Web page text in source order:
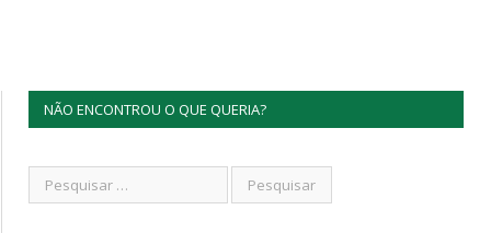
NÃO ENCONTROU O QUE QUERIA?